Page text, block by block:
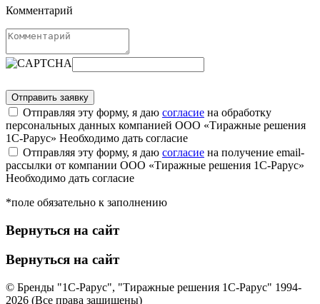
Комментарий
Отправляя эту форму, я даю согласие на обработку
персональных данных компанией ООО «Тиражные решения
1С-Рарус» Необходимо дать согласие
Отправляя эту форму, я даю согласие на получение email-
рассылки от компании ООО «Тиражные решения 1С-Рарус»
Необходимо дать согласие
*поле обязательно к заполнению
Вернуться на сайт
Вернуться на сайт
© Бренды "1С-Рарус", "Тиражные решения 1С-Рарус" 1994-
2026 (Все права защищены)